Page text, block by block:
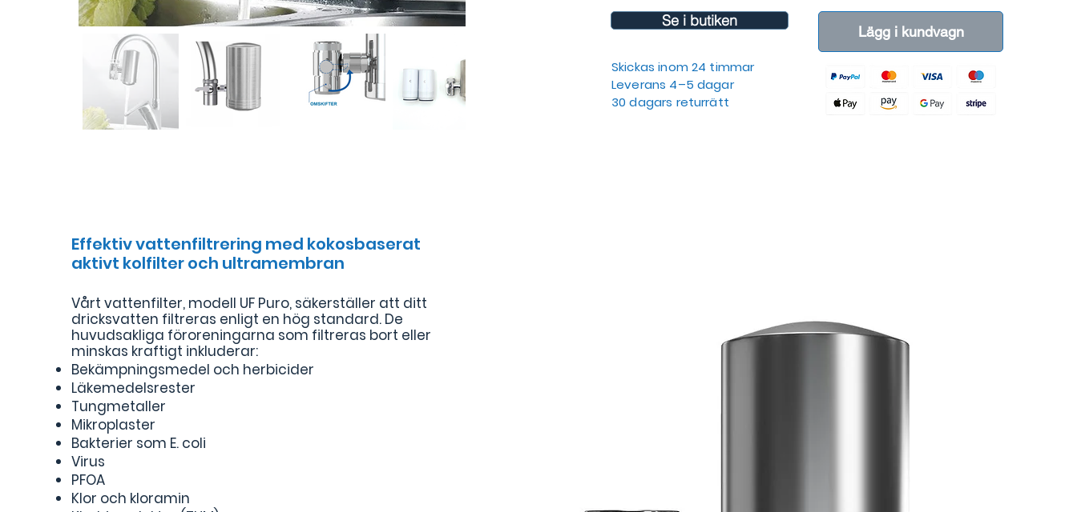
Se i butiken
Skickas inom 24 timmar
Leverans 4–5 dagar
30 dagars returrätt
Lägg i kundvagn
Effektiv vattenfiltrering med kokosbaserat
aktivt kolfilter och ultramembran
Vårt vattenfilter, modell UF Puro, säkerställer att ditt
dricksvatten filtreras enligt en hög standard. De
huvudsakliga föroreningarna som filtreras bort eller
minskas kraftigt inkluderar:
Bekämpningsmedel och herbicider
Läkemedelsrester
Tungmetaller
Mikroplaster
Bakterier som E. coli
Virus
PFOA
Klor och kloramin